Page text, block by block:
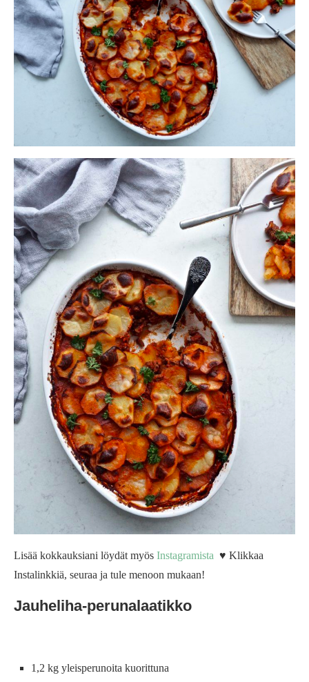
Lisää kokkauksiani löydät myös Instagramista ♥ Klikkaa
Instalinkkiä, seuraa ja tule menoon mukaan!
Jauheliha-perunalaatikko
1,2 kg yleisperunoita kuorittuna